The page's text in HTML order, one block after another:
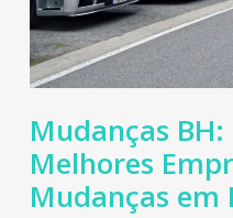
Mudanças BH:
Melhores
Mudanças em